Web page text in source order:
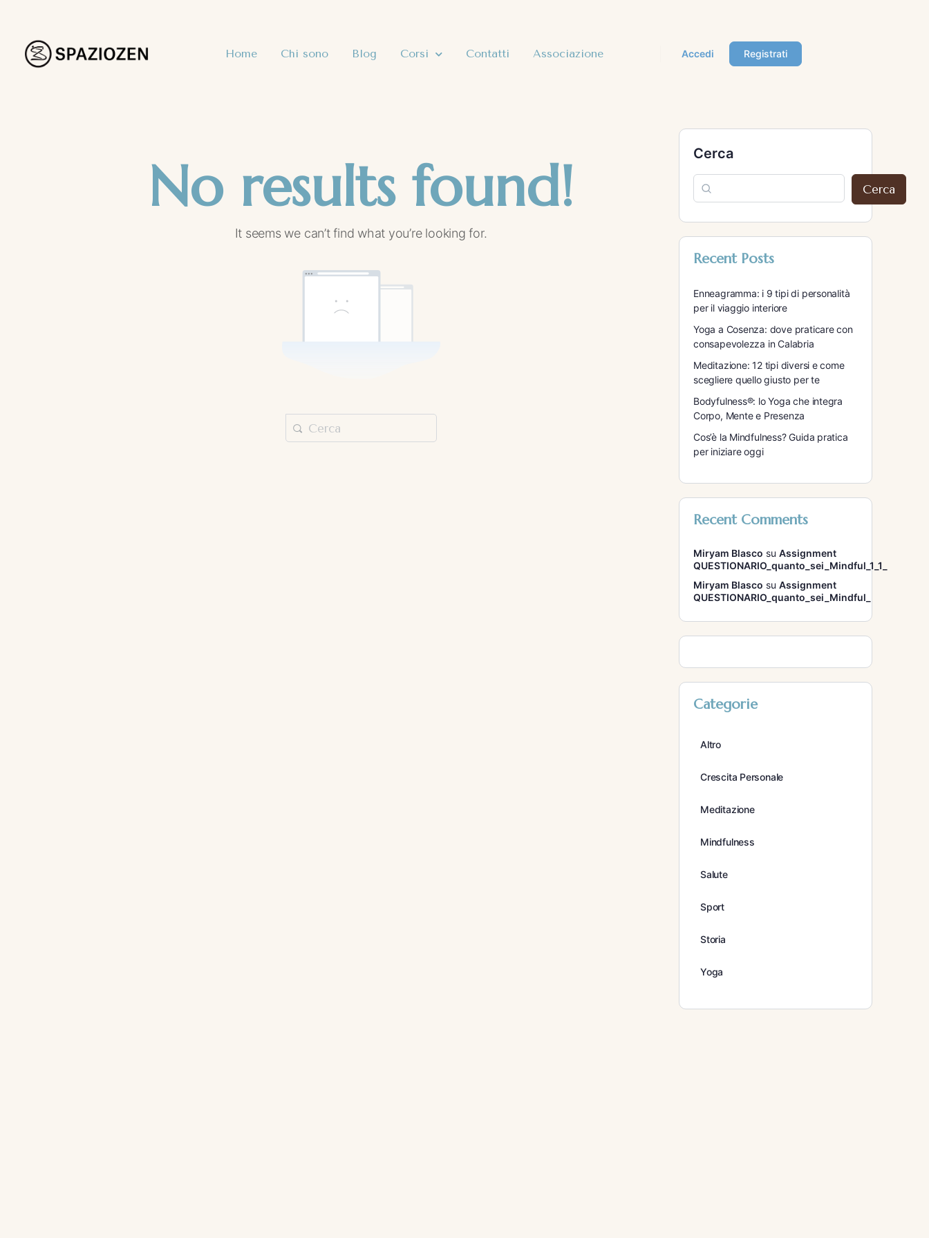
Home Chi sono Blog Corsi Contatti Associazione Accedi Registrati
No results found!
It seems we can’t find what you’re looking for.
Cerca
Cerca
Recent Posts
Enneagramma: i 9 tipi di personalità
per il viaggio interiore
Yoga a Cosenza: dove praticare con
consapevolezza in Calabria
Meditazione: 12 tipi diversi e come
scegliere quello giusto per te
Bodyfulness®: lo Yoga che integra
Corpo, Mente e Presenza
Cos’è la Mindfulness? Guida pratica
per iniziare oggi
Recent Comments
Miryam Blasco su Assignment
QUESTIONARIO_quanto_sei_Mindful_1_1_
Miryam Blasco su Assignment
QUESTIONARIO_quanto_sei_Mindful_
Categorie
Altro
Crescita Personale
Meditazione
Mindfulness
Salute
Sport
Storia
Yoga